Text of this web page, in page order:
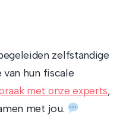
zelfstandige
hun fiscale
met onze experts,
met jou.